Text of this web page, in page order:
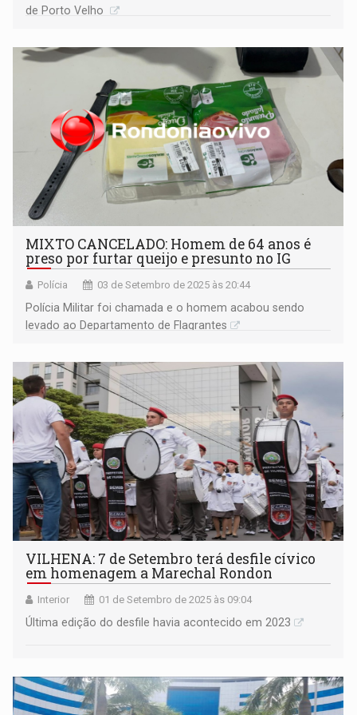
de Porto Velho
MIXTO CANCELADO: Homem de 64 anos é
preso por furtar queijo e presunto no IG
Polícia 03 de Setembro de 2025 às 20:44
Polícia Militar foi chamada e o homem acabou sendo
levado ao Departamento de Flagrantes
VILHENA: 7 de Setembro terá desfile cívico
em homenagem a Marechal Rondon
Interior 01 de Setembro de 2025 às 09:04
Última edição do desfile havia acontecido em 2023